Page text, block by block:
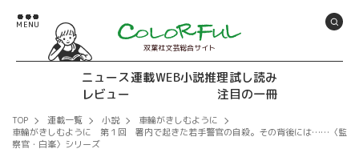
双葉社文芸総合サイト
ニュース連載WEB小説推理試し読み
レビュー
注目の一冊
TOP 連載一覧 小説
車輪がきしむように
車輪がきしむように 第１回 署内で起きた若手警官の自殺。その背後には……〈監
察官・白峯〉シリーズ